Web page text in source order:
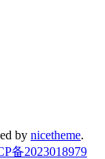
by nicetheme.
备2023018979